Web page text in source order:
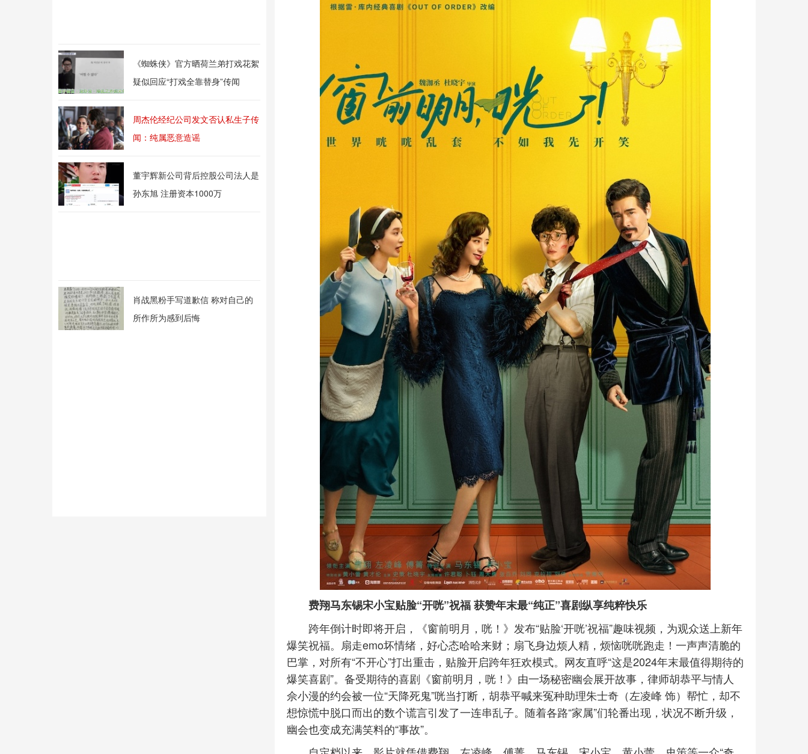
《蜘蛛侠》官方晒荷兰弟打戏花絮
疑似回应“打戏全靠替身”传闻
周杰伦经纪公司发文否认私生子传
闻：纯属恶意造谣
董宇辉新公司背后控股公司法人是
孙东旭 注册资本1000万
肖战黑粉手写道歉信 称对自己的
所作所为感到后悔
费翔马东锡宋小宝贴脸“开咣”祝福 获赞年末最“纯正”喜剧纵享纯粹快乐
跨年倒计时即将开启，《窗前明月，咣！》发布“贴脸‘开咣’祝福”趣味视频，为观众送上新年
爆笑祝福。扇走emo坏情绪，好心态哈哈来财；扇飞身边烦人精，烦恼咣咣跑走！一声声清脆的
巴掌，对所有“不开心”打出重击，贴脸开启跨年狂欢模式。网友直呼“这是2024年末最值得期待的
爆笑喜剧”。备受期待的喜剧《窗前明月，咣！》由一场秘密幽会展开故事，律师胡恭平与情人
佘小漫的约会被一位“天降死鬼”咣当打断，胡恭平喊来冤种助理朱士奇（左凌峰 饰）帮忙，却不
想惊慌中脱口而出的数个谎言引发了一连串乱子。随着各路“家属”们轮番出现，状况不断升级，
幽会也变成充满笑料的“事故”。